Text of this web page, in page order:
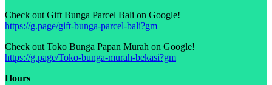
Check out Gift Bunga Parcel Bali on Google!
https://g.page/gift-bunga-parcel-bali?gm
Check out Toko Bunga Papan Murah on Google!
https://g.page/Toko-bunga-murah-bekasi?gm
Hours